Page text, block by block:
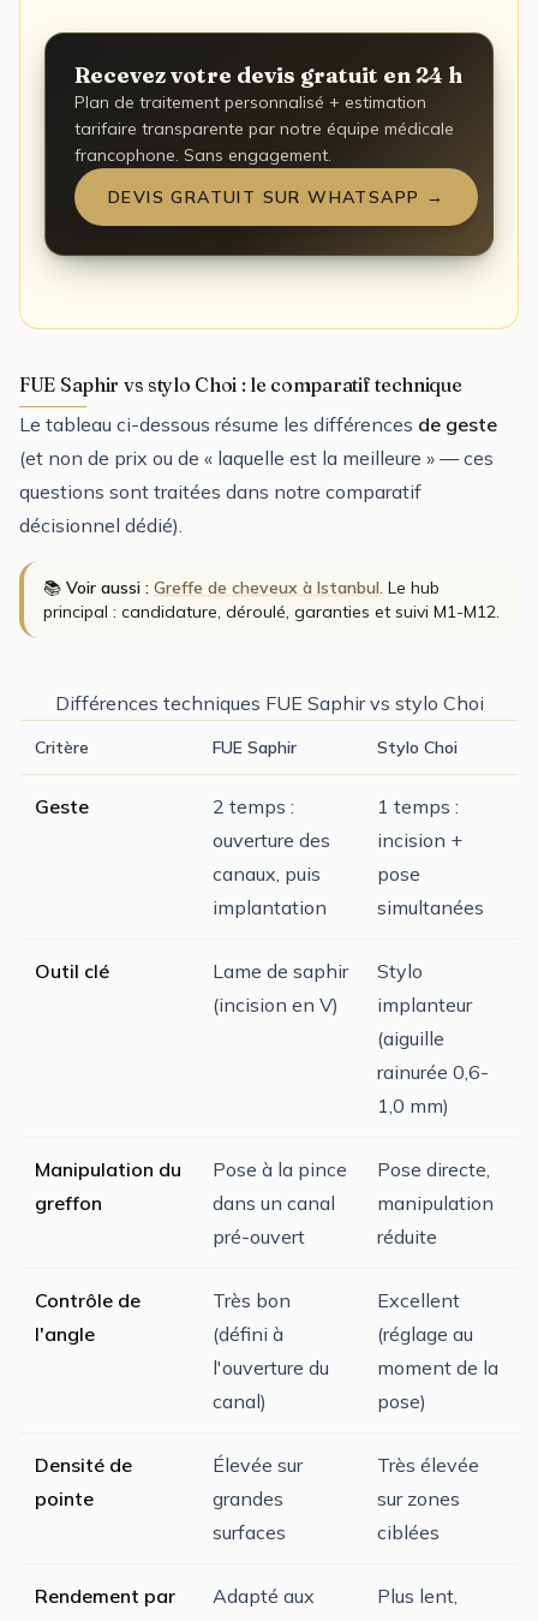
Recevez votre devis gratuit en 24 h
Plan de traitement personnalisé + estimation
tarifaire transparente par notre équipe médicale
francophone. Sans engagement.
DEVIS GRATUIT SUR WHATSAPP →
FUE Saphir vs stylo Choi : le comparatif technique
Le tableau ci-dessous résume les différences de geste
(et non de prix ou de « laquelle est la meilleure » — ces
questions sont traitées dans notre comparatif
décisionnel dédié).
📚 Voir aussi : Greffe de cheveux à Istanbul. Le hub
principal : candidature, déroulé, garanties et suivi M1-M12.
Différences techniques FUE Saphir vs stylo Choi
Critère FUE Saphir Stylo Choi
Geste
2 temps :
ouverture des
canaux, puis
implantation
1 temps :
incision +
pose
simultanées
Outil clé
Lame de saphir
(incision en V)
Stylo
implanteur
(aiguille
rainurée 0,6-
1,0 mm)
Manipulation du
greffon
Pose à la pince
dans un canal
pré-ouvert
Pose directe,
manipulation
réduite
Contrôle de
l'angle
Très bon
(défini à
l'ouverture du
canal)
Excellent
(réglage au
moment de la
pose)
Densité de
pointe
Élevée sur
grandes
surfaces
Très élevée
sur zones
ciblées
Rendement par
Adapté aux
Plus lent,